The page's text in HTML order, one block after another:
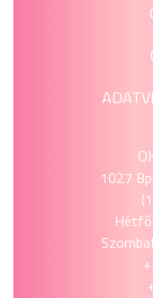
1027